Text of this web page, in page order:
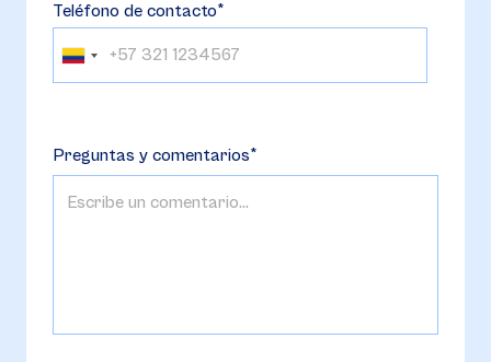
Teléfono
de
contacto
Teléfono de contacto
Preguntas y comentarios